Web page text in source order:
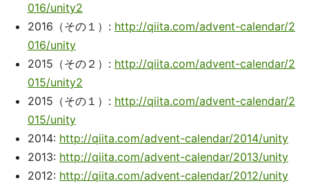
016/unity2
2016（その１）: http://qiita.com/advent-calendar/2
016/unity
2015（その２）: http://qiita.com/advent-calendar/2
015/unity2
2015（その１）: http://qiita.com/advent-calendar/2
015/unity
2014: http://qiita.com/advent-calendar/2014/unity
2013: http://qiita.com/advent-calendar/2013/unity
2012: http://qiita.com/advent-calendar/2012/unity